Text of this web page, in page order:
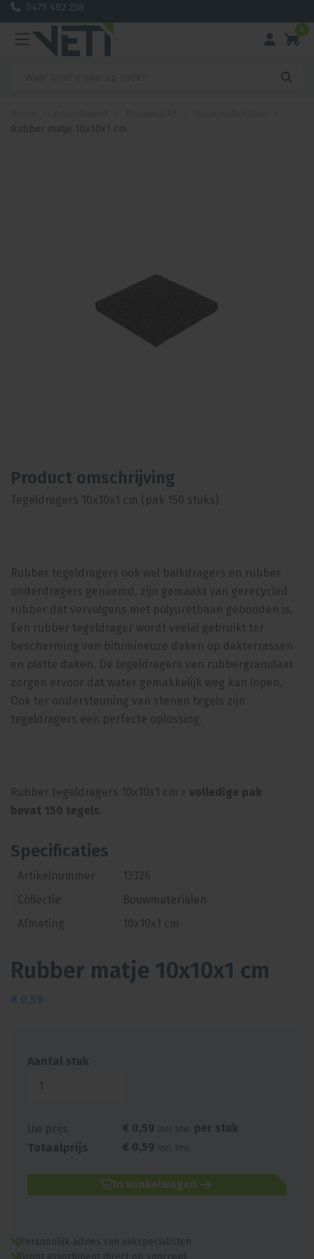
0475 492 258
0
Rubber matje 10x10x1 cm
Product omschrijving
Tegeldragers 10x10x1 cm (pak 150 stuks)
Rubber tegeldragers ook wel balkdragers en rubber
onderdragers genoemd, zijn gemaakt van gerecycled
rubber dat vervolgens met polyurethaan gebonden is.
Een rubber tegeldrager wordt veelal gebruikt ter
bescherming van bitumineuze daken op dakterrassen
en platte daken. De tegeldragers van rubbergranulaat
zorgen ervoor dat water gemakkelijk weg kan lopen.
Ook ter ondersteuning van stenen tegels zijn
tegeldragers een perfecte oplossing.
Rubber tegeldragers 10x10x1 cm > volledige pak
bevat 150 tegels.
Specificaties
Artikelnummer
13326
Afmeting
10x10x1 cm
Rubber matje 10x10x1 cm
€ 0,59
Aantal stuk
Uw prijs € 0,59 incl. btw.
per stuk
Totaalprijs
€ 0,59 incl. btw.
In winkelwagen
Persoonlijk advies van vakspecialisten
Groot assortiment direct op voorraad